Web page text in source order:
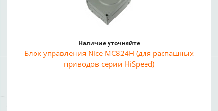
Наличие уточняйте
Блок управления Nice MC824H (для распашных
приводов серии HiSpeed)